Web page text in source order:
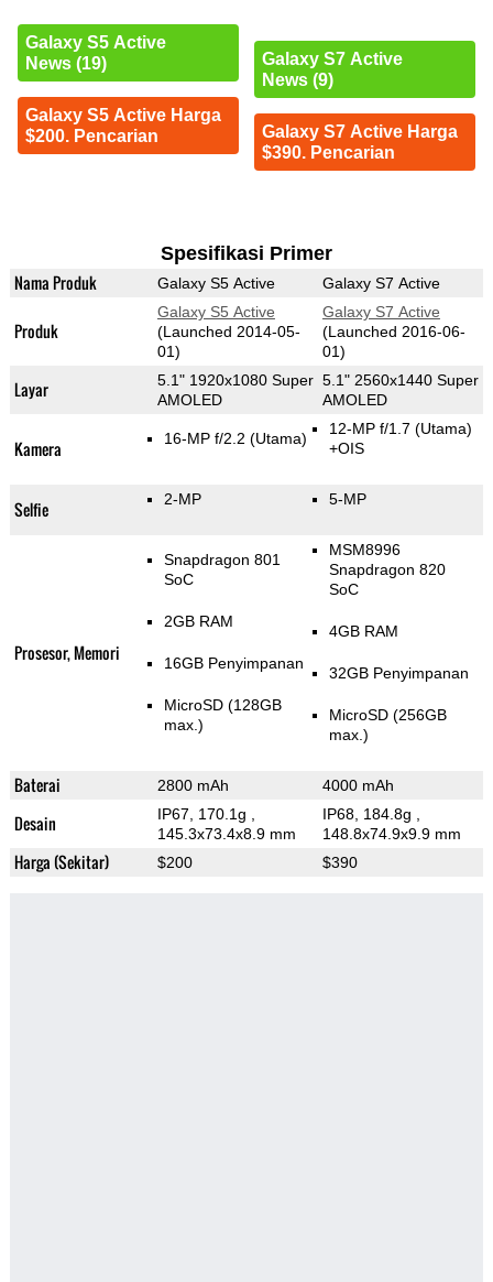
Galaxy S5 Active
News (19)
Galaxy S5 Active Harga
$200. Pencarian
Galaxy S7 Active
News (9)
Galaxy S7 Active Harga
$390. Pencarian
Spesifikasi Primer
Nama Produk Galaxy S5 Active Galaxy S7 Active
Produk
Galaxy S5 Active
(Launched 2014-05-
01)
Galaxy S7 Active
(Launched 2016-06-
01)
Layar
5.1" 1920x1080 Super
AMOLED
5.1" 2560x1440 Super
AMOLED
Kamera 16-MP f/2.2 (Utama)
12-MP f/1.7 (Utama)
+OIS
Selfie 2-MP 5-MP
Prosesor, Memori
Snapdragon 801
SoC
2GB RAM
16GB Penyimpanan
MicroSD (128GB
max.)
MSM8996
Snapdragon 820
SoC
4GB RAM
32GB Penyimpanan
MicroSD (256GB
max.)
Baterai 2800 mAh 4000 mAh
Desain IP67, 170.1g
145.3x73.4x8.9 mm
IP68, 184.8g
148.8x74.9x9.9 mm
Harga (Sekitar) $200 $390